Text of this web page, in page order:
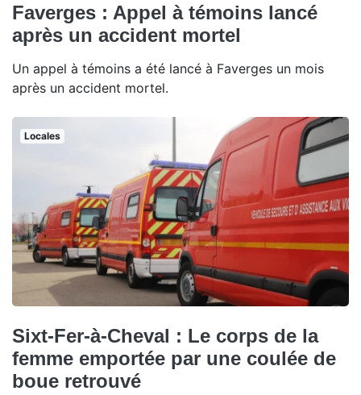
Faverges : Appel à témoins lancé
après un accident mortel
Un appel à témoins a été lancé à Faverges un mois
après un accident mortel.
Locales
Sixt-Fer-à-Cheval : Le corps de la
femme emportée par une coulée de
boue retrouvé